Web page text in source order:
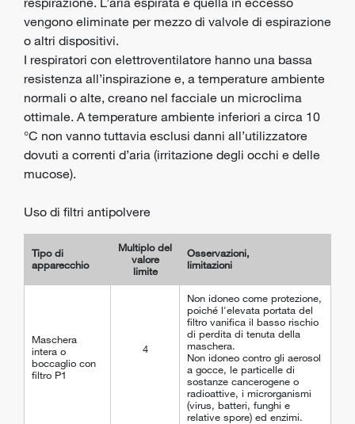
vengono eliminate per mezzo di valvole di espirazione
o altri dispositivi.
I respiratori con elettroventilatore hanno una bassa
resistenza all’inspirazione e, a temperature ambiente
normali o alte, creano nel facciale un microclima
ottimale. A temperature ambiente inferiori a circa 10
°C non vanno tuttavia esclusi danni all’utilizzatore
dovuti a correnti d’aria (irritazione degli occhi e delle
mucose).
Uso di filtri antipolvere
Tipo di
apparecchio
Multiplo del
valore
limite
Osservazioni,
limitazioni
Maschera
intera o
boccaglio con
filtro P1
4
Non idoneo come protezione,
poiché l'elevata portata del
filtro vanifica il basso rischio
di perdita di tenuta della
maschera.
Non idoneo contro gli aerosol
a gocce, le particelle di
sostanze cancerogene o
radioattive, i microrganismi
(virus, batteri, funghi e
relative spore) ed enzimi.